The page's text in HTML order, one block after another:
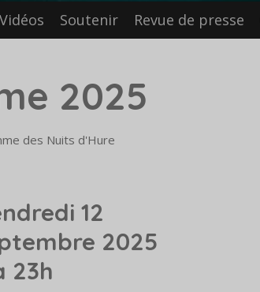
Soutenir Revue de presse
2025
des Nuits d'Hure
12
2025
23h